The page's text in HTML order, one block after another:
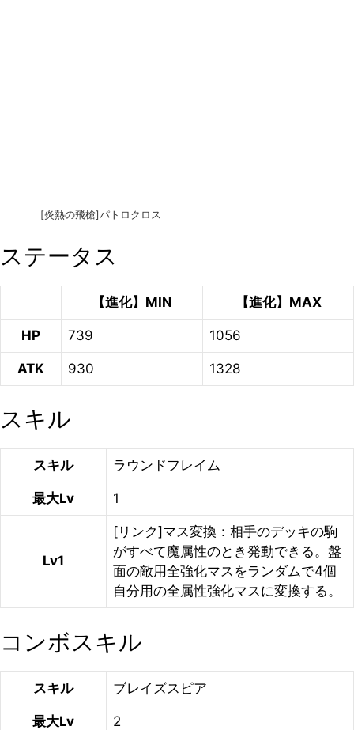
[炎熱の飛槍]パトロクロス
ステータス
【進化】MIN 【進化】MAX
HP 739 1056
ATK 930 1328
スキル
スキル ラウンドフレイム
最大Lv 1
Lv1
[リンク]マス変換：相手のデッキの駒
がすべて魔属性のとき発動できる。盤
面の敵用全強化マスをランダムで4個
自分用の全属性強化マスに変換する。
コンボスキル
スキル ブレイズスピア
最大Lv 2